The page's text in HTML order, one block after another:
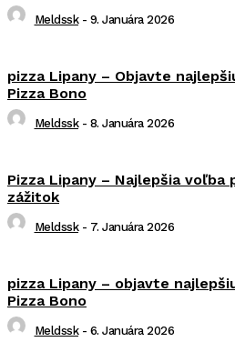
Meldssk - 9. Januára 2026
pizza Lipany – Objavte
Pizza Bono
Meldssk - 8. Januára 2026
Pizza Lipany – Najlepšia
zážitok
Meldssk - 7. Januára 2026
pizza Lipany – objavte
Pizza Bono
Meldssk - 6. Januára 2026